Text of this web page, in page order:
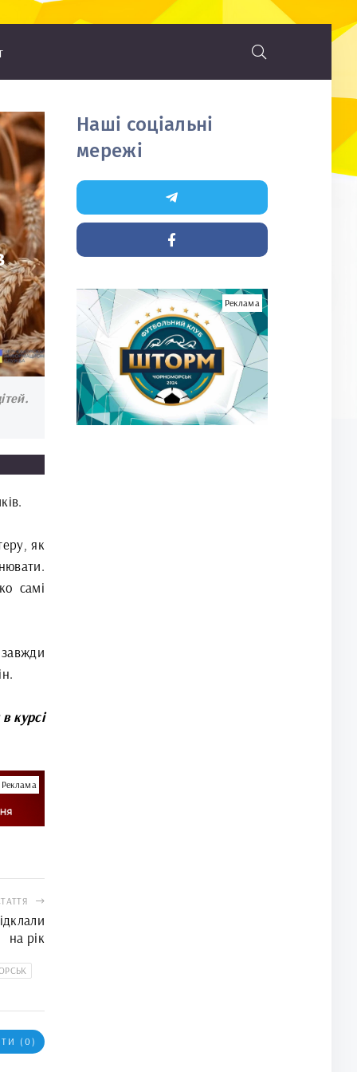
як
самі
курсі
Реклама
на рік
(0)
Наші соціальні
мережі
Реклама